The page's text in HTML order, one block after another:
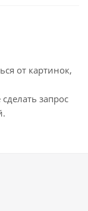
от картинок,
запрос